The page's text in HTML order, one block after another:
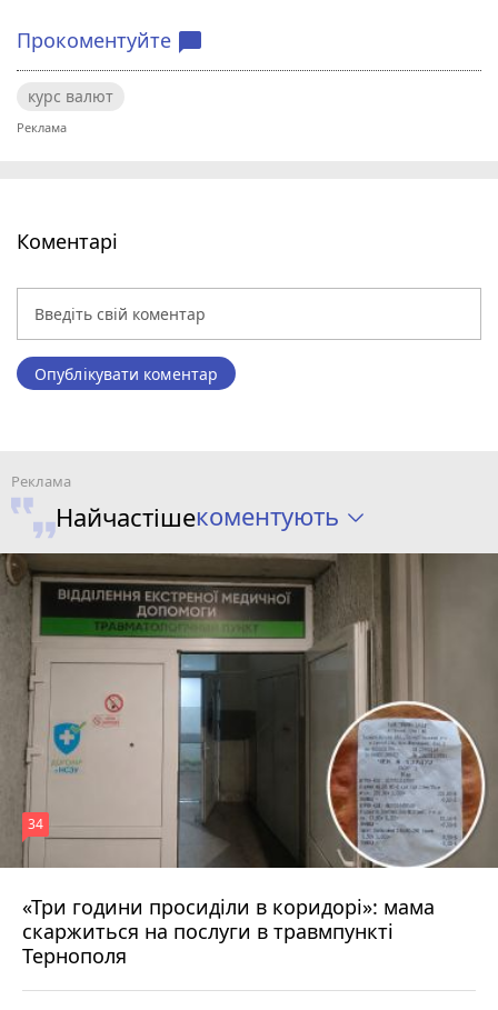
Прокоментуйте chat_bubble
курс валют
Коментарі
Опублікувати коментар
Найчастішекоментують
«Три години просиділи в коридорі»: мама
скаржиться на послуги в травмпункті
Тернополя
34
Вчора о 13:05